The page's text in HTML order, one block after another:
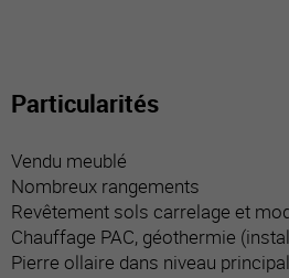
Particularités
Vendu meublé
Nombreux rangements
Revêtement sols carrelage et
Chauffage PAC, géothermie
Pierre ollaire dans niveau